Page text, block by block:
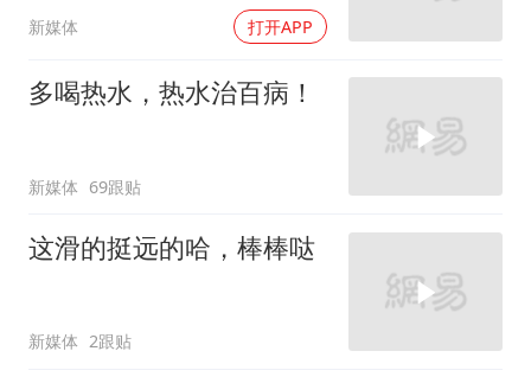
新媒体 打开APP
多喝热水，热水治百病！
新媒体 69跟贴
这滑的挺远的哈，棒棒哒
新媒体 2跟贴